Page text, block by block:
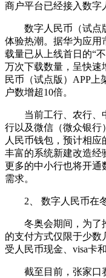
商户平台已经接入数字
数字人民币（试点版
体验热潮。据华为应用
载量已从上线首日的“
万次下载数量，呈快速
民币（试点版）APP上
户数增超10倍。
当前工行、农行、中
行以及微信（微众银行
人民币钱包，预计相
丰富的系统新建改造经
更多的中小行也将开通
需求。
2、 数字人民币在冬
冬奥会期间，为了
的支付方式仅限于少
受人民币现金、visa卡
截至目前，张家口赛